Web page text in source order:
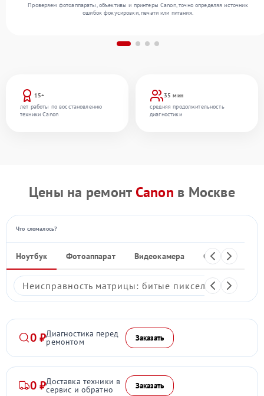
15+
лет работы по восстановлению
техники Canon
35 мин
средняя продолжительность
диагностики
Проверяем фотоаппараты, объективы и принтеры Canon, точно определяя источник
ошибок фокусировки, печати или питания.
Цены на ремонт Canon в Москве
Что сломалось?
Ноутбук Фотоаппарат Видеокамера Объектив
Неисправность матрицы: битые пиксели,
0 ₽Диагностика перед
ремонтом Заказать
0 ₽Доставка техники в
сервис и обратно Заказать